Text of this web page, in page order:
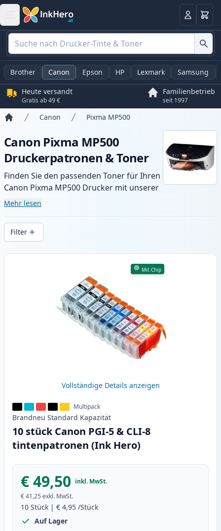
Anmelden
Brother Canon Epson HP Lexmark Samsung
Heute versandt
Gratis ab 49 €
Familienbetrieb
seit 1997
Canon Pixma MP500
Canon Pixma MP500
Druckerpatronen & Toner
Finden Sie den passenden Toner für Ihren
Canon Pixma MP500 Drucker mit unserer
Auswahl an kompatiblen und XL-Patronen.
Druckqualität und schnellem Versand aus
lokalem Lager in .
Mehr lesen
Filter
Produkte
Mit Chip
Vollständige Details anzeigen
Multipack
Brandneu Standard Kapazität
10 stück Canon PGI-5 & CLI-8
tintenpatronen (Ink Hero)
€ 49,50 inkl. MwSt.
€ 41,25 exkl. MwSt.
10 Stück | € 4,95 /Stück
Auf Lager